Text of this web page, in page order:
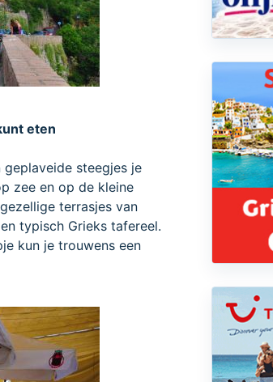
eten
steegjes je
zee en op de kleine
terrasjes van
typisch Grieks tafereel.
kun je trouwens een